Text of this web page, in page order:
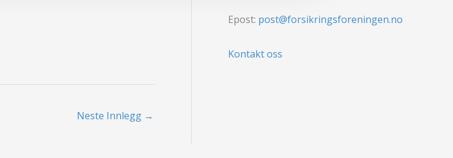
Neste Innlegg →
Epost: post@forsikringsforeningen.no
Kontakt oss